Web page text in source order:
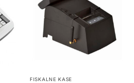
FISKALNE KASE